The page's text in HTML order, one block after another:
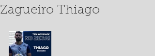
Zagueiro Thiago